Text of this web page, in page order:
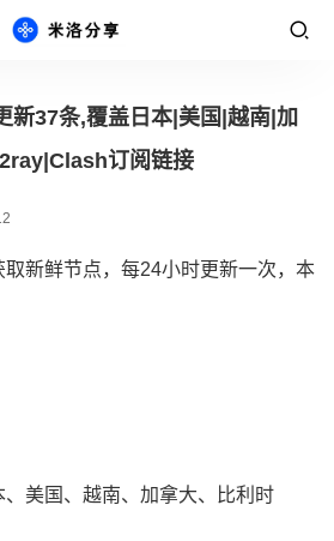
新37条,覆盖日本|美国|越南|加
订阅链接
新鲜节点，每24小时更新一次，本
美国、越南、加拿大、比利时